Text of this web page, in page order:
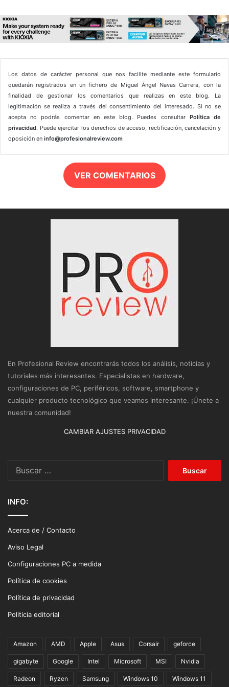
Los datos de carácter personal que nos facilite mediante este formulario
quedarán registrados en un fichero de Miguel Ángel Navas Carrera, con la
finalidad de gestionar los comentarios que realizas en este blog. La
legitimación se realiza a través del consentimiento del interesado. Si no se
acepta no podrás comentar en este blog. Puedes consultar Política de
privacidad. Puede ejercitar los derechos de acceso, rectificación, cancelación y
oposición en info@profesionalreview.com
VER COMENTARIOS
En Profesional Review encontrarás todos los análisis, noticias y
tutoriales más interesantes. Especialistas en hardware,
configuraciones de PC, periféricos, software, smartphone y
cualquier producto tecnológico que veamos interesante. ¡Únete a
nuestra comunidad!
CAMBIAR AJUSTES PRIVACIDAD
INFO:
Acerca de / Contacto
Aviso Legal
Configuraciones PC a medida
Política de cookies
Política de privacidad
Politicia editorial
Amazon AMD Apple Asus Corsair geforce
gigabyte Google Intel Microsoft MSI Nvidia
Radeon Ryzen Samsung Windows 10 Windows 11